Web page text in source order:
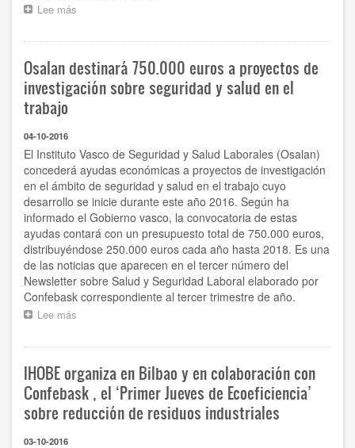
Lee más
social
Osalan destinará 750.000 euros a proyectos de
investigación sobre seguridad y salud en el
trabajo
04-10-2016
El Instituto Vasco de Seguridad y Salud Laborales (Osalan)
concederá ayudas económicas a proyectos de investigación
en el ámbito de seguridad y salud en el trabajo cuyo
desarrollo se inicie durante este año 2016. Según ha
informado el Gobierno vasco, la convocatoria de estas
ayudas contará con un presupuesto total de 750.000 euros,
distribuyéndose 250.000 euros cada año hasta 2018. Es una
de las noticias que aparecen en el tercer número del
Newsletter sobre Salud y Seguridad Laboral elaborado por
Confebask correspondiente al tercer trimestre de año.
Lee más
euros
a
proyectos
de
IHOBE organiza en Bilbao y en colaboración con
Confebask , el ‘Primer Jueves de Ecoeficiencia’
sobre reducción de residuos industriales
03-10-2016